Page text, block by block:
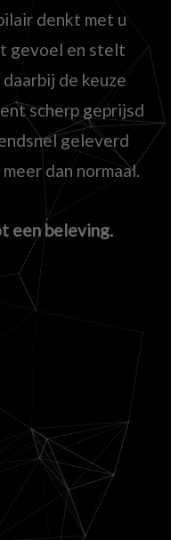
denkt met u
gevoel en stelt
de keuze
scherp geprijsd
geleverd
dan normaal.
een beleving.